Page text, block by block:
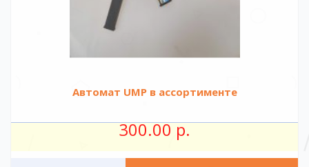
Автомат UMP в ассортименте
300.00 р.